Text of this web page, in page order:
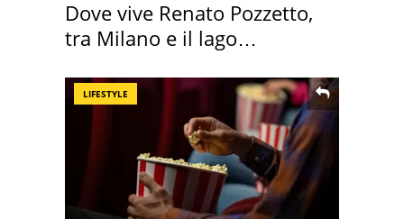
Dove vive Renato Pozzetto,
tra Milano e il lago
LIFESTYLE